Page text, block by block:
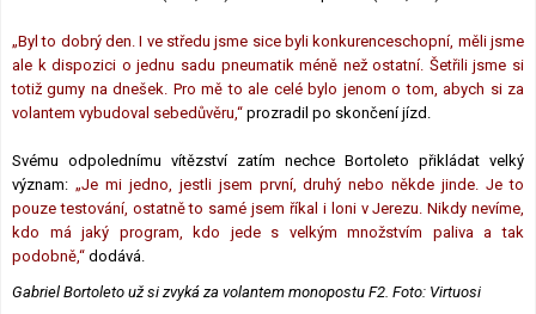
„Byl to dobrý den. I ve středu jsme sice byli konkurenceschopní, měli jsme
ale k dispozici o jednu sadu pneumatik méně než ostatní. Šetřili jsme si
totiž gumy na dnešek. Pro mě to ale celé bylo jenom o tom, abych si za
volantem vybudoval sebedůvěru,“ prozradil po skončení jízd.
Svému odpolednímu vítězství zatím nechce Bortoleto přikládat velký
význam: „Je mi jedno, jestli jsem první, druhý nebo někde jinde. Je to
pouze testování, ostatně to samé jsem říkal i loni v Jerezu. Nikdy nevíme,
kdo má jaký program, kdo jede s velkým množstvím paliva a tak
podobně,“ dodává.
Gabriel Bortoleto už si zvyká za volantem monopostu F2. Foto: Virtuosi